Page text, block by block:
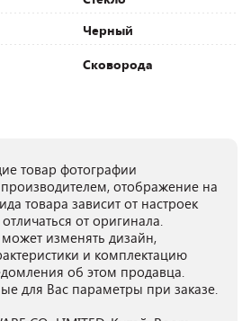
Черный
Сковорода
товар фотографии
отображение на
товара зависит от настроек
от оригинала.
изменять дизайн,
и комплектацию
об этом продавца.
для Вас параметры при заказе.